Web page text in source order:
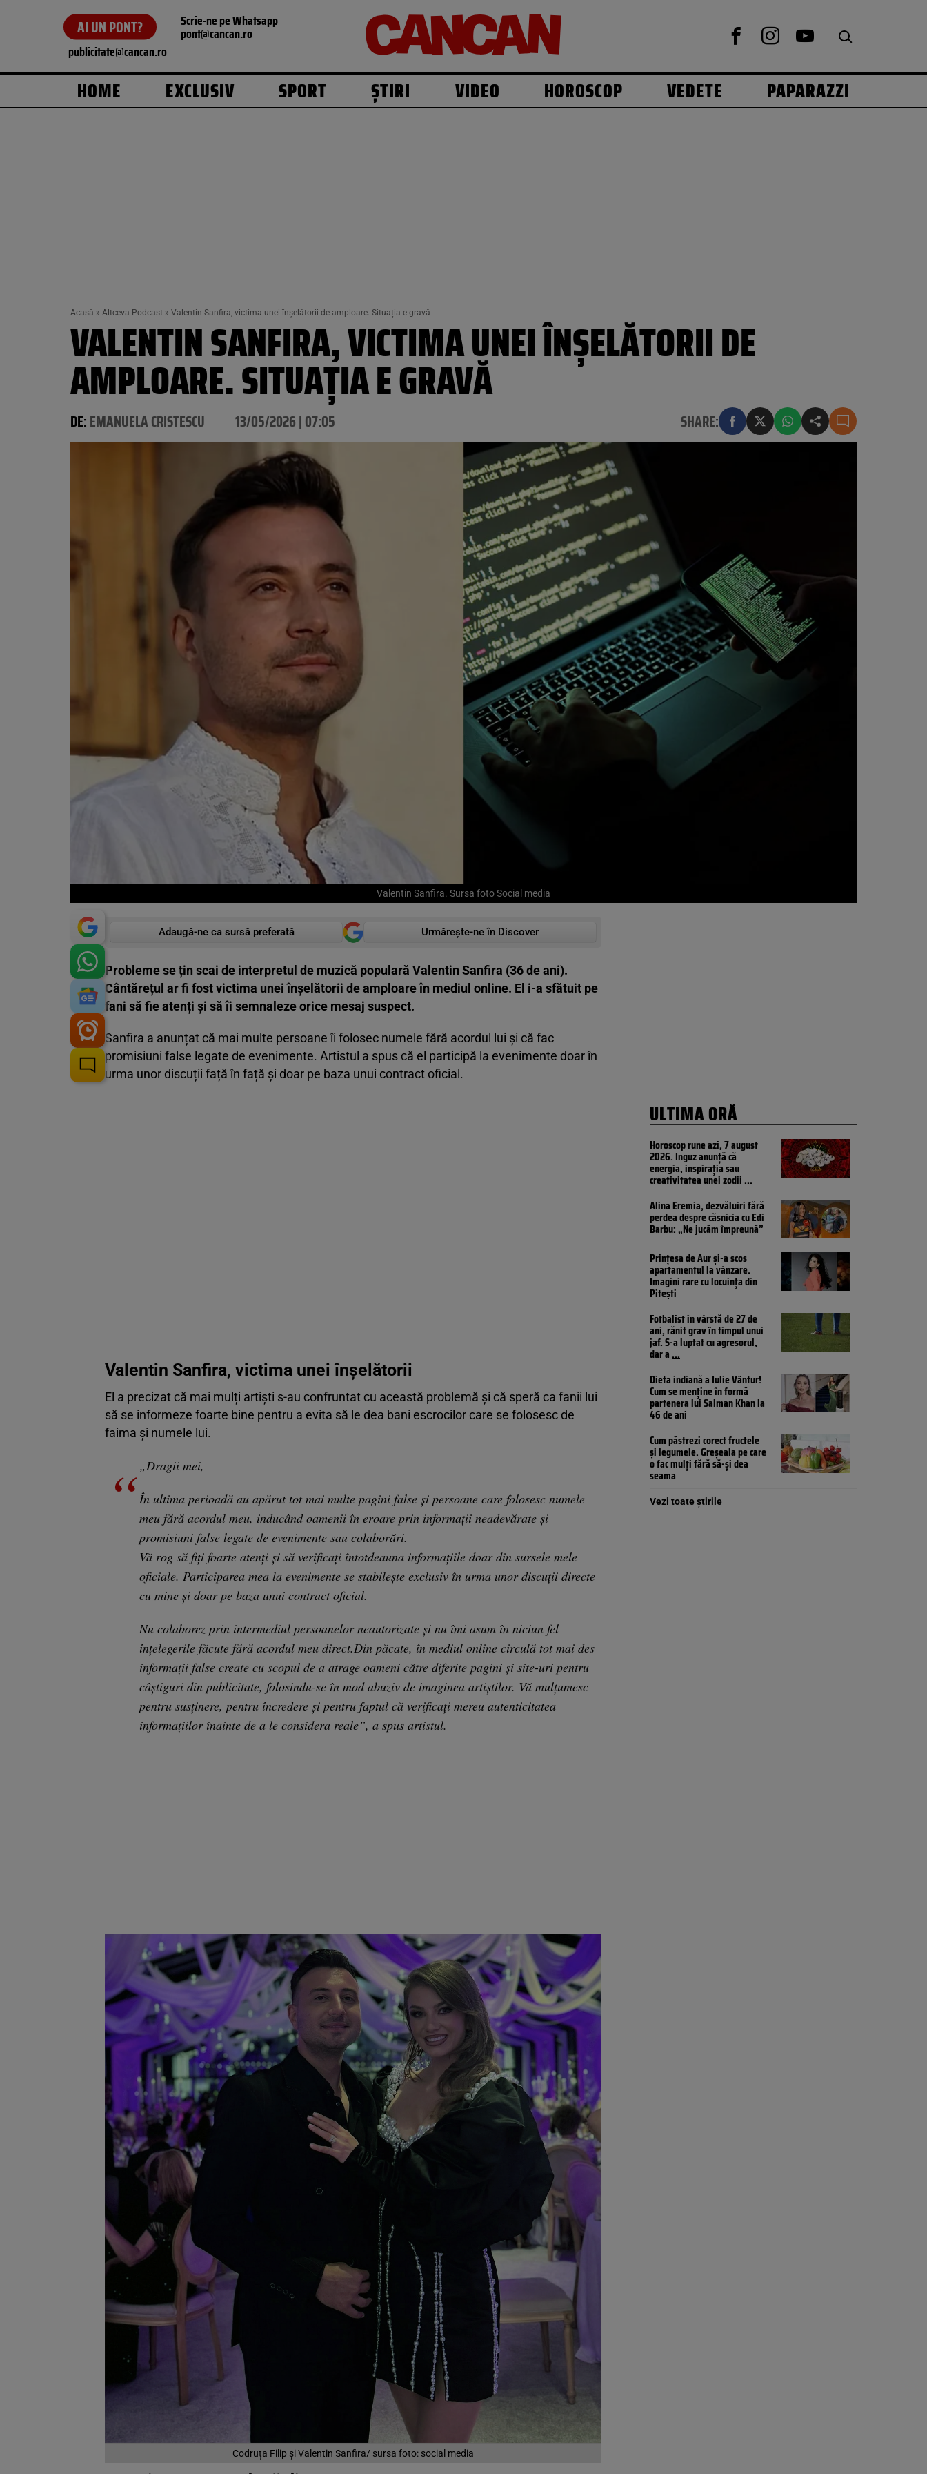
AI UN PONT? Scrie-ne pe Whatsapp
pont@cancan.ro
publicitate@cancan.ro
HOME EXCLUSIV SPORT ȘTIRI VIDEO HOROSCOP VEDETE PAPARAZZI
Acasă » Altceva Podcast » Valentin Sanfira, victima unei înșelătorii de amploare. Situația e gravă
VALENTIN SANFIRA, VICTIMA UNEI ÎNȘELĂTORII DE
AMPLOARE. SITUAȚIA E GRAVĂ
DE:EMANUELA CRISTESCU 13/05/2026 | 07:05 SHARE:
Valentin Sanfira. Sursa foto Social media
Adaugă-ne ca sursă preferată Urmărește-ne în Discover
Probleme se țin scai de interpretul de muzică populară Valentin Sanfira (36 de ani).
Cântărețul ar fi fost victima unei înșelătorii de amploare în mediul online. El i-a sfătuit pe
fani să fie atenți și să îi semnaleze orice mesaj suspect.
Sanfira a anunțat că mai multe persoane îi folosec numele fără acordul lui și că fac
promisiuni false legate de evenimente. Artistul a spus că el participă la evenimente doar în
urma unor discuții față în față și doar pe baza unui contract oficial.
Valentin Sanfira, victima unei înșelătorii
El a precizat că mai mulți artiști s-au confruntat cu această problemă și că speră ca fanii lui
să se informeze foarte bine pentru a evita să le dea bani escrocilor care se folosesc de
faima și numele lui.
„Dragii mei,
În ultima perioadă au apărut tot mai multe pagini false și persoane care folosesc numele
meu fără acordul meu, inducând oamenii în eroare prin informații neadevărate și
promisiuni false legate de evenimente sau colaborări.
Vă rog să fiți foarte atenți și să verificați întotdeauna informațiile doar din sursele mele
oficiale. Participarea mea la evenimente se stabilește exclusiv în urma unor discuții directe
cu mine și doar pe baza unui contract oficial.
Nu colaborez prin intermediul persoanelor neautorizate și nu îmi asum în niciun fel
înțelegerile făcute fără acordul meu direct.Din păcate, în mediul online circulă tot mai des
informații false create cu scopul de a atrage oameni către diferite pagini și site-uri pentru
câștiguri din publicitate, folosindu-se în mod abuziv de imaginea artiștilor. Vă mulțumesc
pentru susținere, pentru încredere și pentru faptul că verificați mereu autenticitatea
informațiilor înainte de a le considera reale”, a spus artistul.
Codruța Filip și Valentin Sanfira/ sursa foto: social media
ULTIMA ORĂ
Horoscop rune azi, 7 august
2026. Inguz anunță că
energia, inspirația sau
creativitatea unei zodii...
Alina Eremia, dezvăluiri fără
perdea despre căsnicia cu Edi
Barbu: „Ne jucăm împreună”
Prințesa de Aur și-a scos
apartamentul la vânzare.
Imagini rare cu locuința din
Pitești
Fotbalist în vârstă de 27 de
ani, rănit grav în timpul unui
jaf. S-a luptat cu agresorul,
dar a...
Dieta indiană a Iulie Vântur!
Cum se menține în formă
partenera lui Salman Khan la
46 de ani
Cum păstrezi corect fructele
și legumele. Greșeala pe care
o fac mulți fără să-și dea
seama
Vezi toate știrile